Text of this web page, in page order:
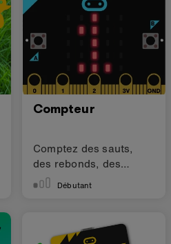
Compteur
Comptez des sauts,
des rebonds, des
oiseaux - ou quoi que
ce soit !
Débutant